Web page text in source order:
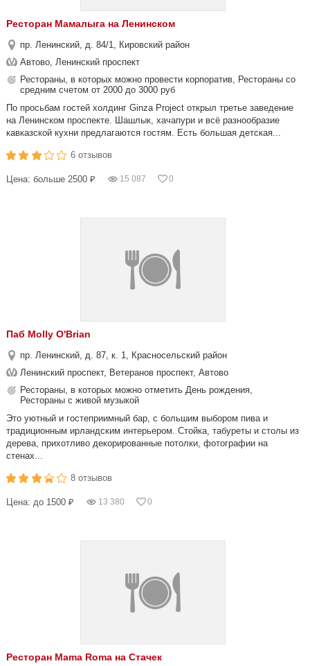
Ресторан Мамалыга на Ленинском
пр. Ленинский, д. 84/1, Кировский район
Автово, Ленинский проспект
Рестораны, в которых можно провести корпоратив, Рестораны со
средним счетом от 2000 до 3000 руб
По просьбам гостей холдинг Ginza Project открыл третье заведение
на Ленинском проспекте. Шашлык, хачапури и всё разнообразие
кавказской кухни предлагаются гостям. Есть большая детская...
6 отзывов
Цена: больше 2500 ₽ 15 087 0
Паб Molly O'Brian
пр. Ленинский, д. 87, к. 1, Красносельский район
Ленинский проспект, Ветеранов проспект, Автово
Рестораны, в которых можно отметить День рождения,
Рестораны с живой музыкой
Это уютный и гостеприимный бар, c большим выбором пива и
традиционным ирландским интерьером. Стойка, табуреты и столы из
дерева, прихотливо декорированные потолки, фотографии на
стенах...
8 отзывов
Цена: до 1500 ₽ 13 380 0
Ресторан Mama Roma на Стачек